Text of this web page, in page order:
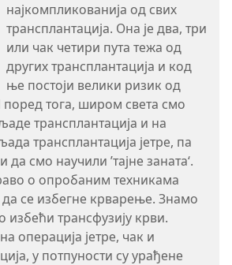
најкомпликованија од свих
трансплантација. Она је два, три
или чак четири пута тежа од
других трансплантација и код
ње постоји велики ризик од
тога, широм света смо
трансплантација и на
трансплантација јетре, па
смо научили ’тајне заната‘.
о опробаним техникама
се избегне крварење. Знамо
трансфузију крви.
операција јетре, чак и
у потпуности су урађене